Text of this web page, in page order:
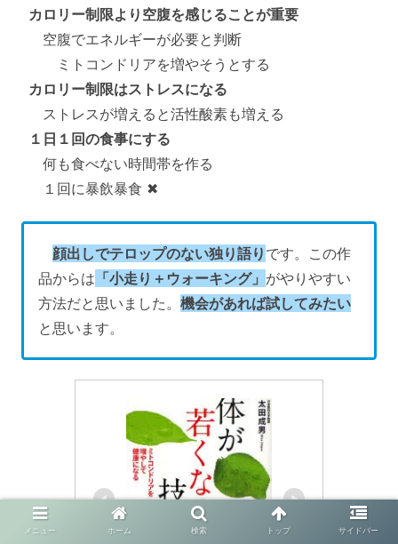
カロリー制限より空腹を感じることが重要
空腹でエネルギーが必要と判断
ミトコンドリアを増やそうとする
カロリー制限はストレスになる
ストレスが増えると活性酸素も増える
１日１回の食事にする
何も食べない時間帯を作る
１回に暴飲暴食 ✖
顔出しでテロップのない独り語り です。この作
品からは 「小走り＋ウォーキング」 がやりやすい
方法だと思いました。機会があれば試してみたい
と思います。
メニュー ホーム 検索 トップ サイドバー